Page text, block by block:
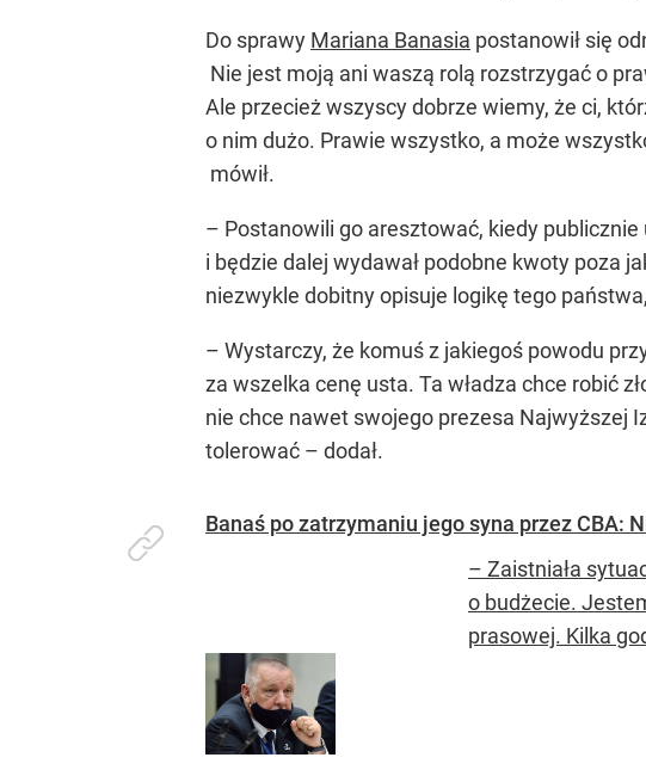
Do sprawy Mariana Banasia postanowił się
Nie jest moją ani waszą rolą rozstrzygać o
Ale przecież wszyscy dobrze wiemy, że ci,
o nim dużo. Prawie wszystko, a może
mówił.
– Postanowili go aresztować, kiedy
i będzie dalej wydawał podobne kwoty poza
niezwykle dobitny opisuje logikę tego
– Wystarczy, że komuś z jakiegoś powodu
za wszelka cenę usta. Ta władza chce robić
nie chce nawet swojego prezesa Najwyższej
tolerować – dodał.
Banaś po zatrzymaniu jego syna przez CBA:
– Zaistniała
o budżecie.
prasowej. Kilka